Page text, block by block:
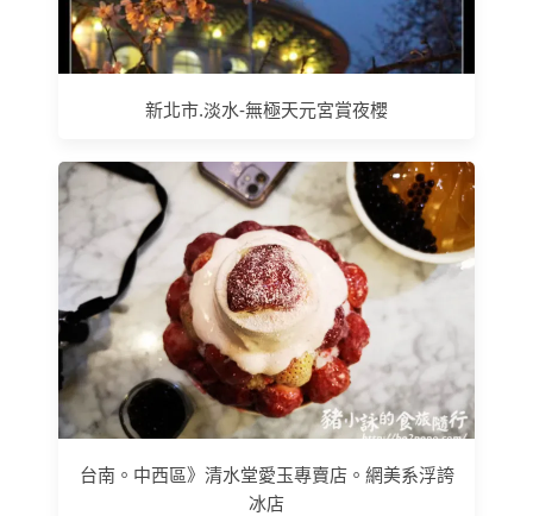
新北市.淡水-無極天元宮賞夜櫻
台南。中西區》清水堂愛玉專賣店。網美系浮誇
冰店